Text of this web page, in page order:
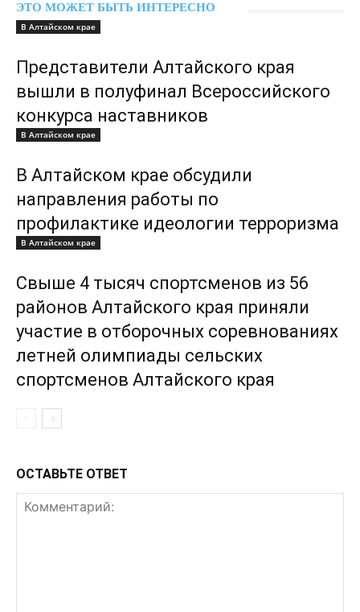
ЭТО МОЖЕТ БЫТЬ ИНТЕРЕСНО
В Алтайском крае
Представители Алтайского края
вышли в полуфинал Всероссийского
конкурса наставников
В Алтайском крае
В Алтайском крае обсудили
направления работы по
профилактике идеологии терроризма
В Алтайском крае
Свыше 4 тысяч спортсменов из 56
районов Алтайского края приняли
участие в отборочных соревнованиях
летней олимпиады сельских
спортсменов Алтайского края
ОСТАВЬТЕ ОТВЕТ